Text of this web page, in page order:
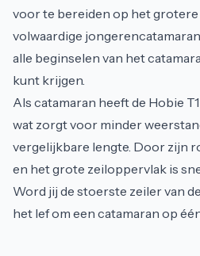
voor te bereiden op het grotere
volwaardige
alle beginselen van het
kunt krijgen.
Als catamaran heeft de Hobie
wat zorgt voor minder
vergelijkbare lengte. Door zijn
en het grote zeiloppervlak is
Word jij de stoerste zeiler van
het lef om een catamaran op